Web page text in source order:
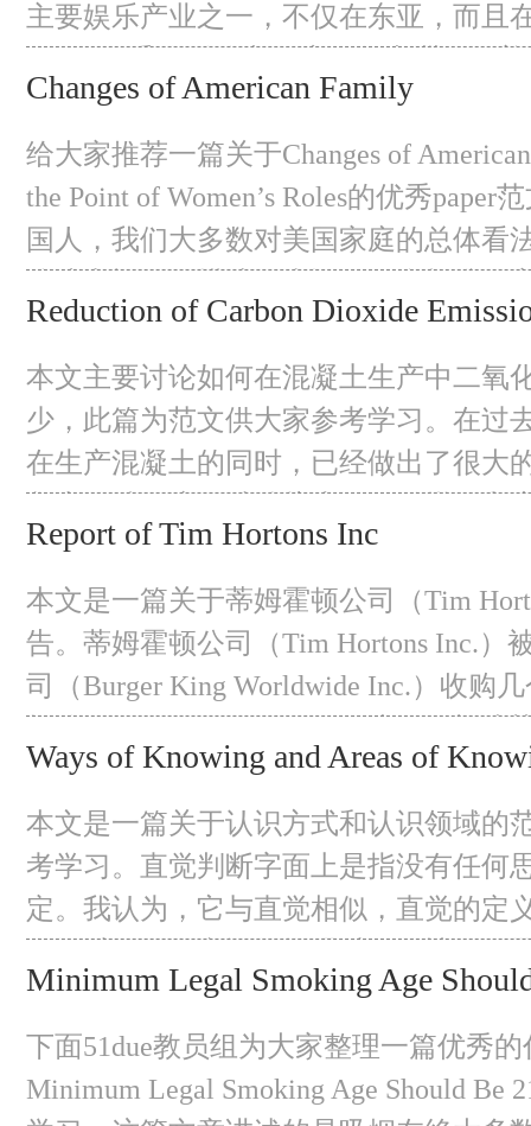
主要娱乐产业之一，不仅在东亚，而且
展，一个新出现的问题是K-pop歌手的
夺。韩国的音乐娱乐公司只应推出19岁
手，原因有三。 Sup
Changes of American Family
给大家推荐一篇关于Changes of
the Point of Women’s Roles的优秀paper
国人，我们大多数对美国家庭的总体看
中涌动的大多数想法都是一个父亲、一
孩子或孩子的集合，不管是中国人还是
负着养家糊口的
Reduction of Carbon Dioxide
本文主要讨论如何在混凝土生产中二氧
少，此篇为范文供大家参考学习。在过
在生产混凝土的同时，已经做出了很大
为常用的胶凝材料，常用于生产自密实
碳排放主要与波特兰水泥生产有关。用
硅灰、天然火山灰等辅助胶凝材料配制
水泥，取得了许多成功。此外，波特兰
Report of Tim Hortons Inc
本文是一篇关于蒂姆霍顿公司（Tim
告。蒂姆霍顿公司（Tim Hortons Inc.）
司（Burger King Worldwide Inc.）收购
公司总部的员工，这与汉堡王环球公司
Worldwide Inc.）被豪
Ways of Knowing and Areas of
本文是一篇关于认识方式和认识领域的
考学习。直觉判断字面上是指没有任何
定。我认为，它与直觉相似，直觉的定
案。我非常同意这样的说法，即知道的
们检查我们的判断，不管是不是本能的
judgment litera
Minimum Legal Smoking Age
下面51due教员组为大家整理一篇优秀
Minimum Legal Smoking Age Should Be